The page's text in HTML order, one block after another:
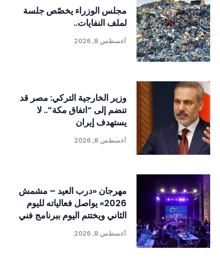
مجلس الوزراء يخصّص جلسة
لملف النفايات..
أغسطس 8, 2026
وزير الخارجية التركي: مصر قد
تنضم إلى “اتفاق مكة”.. لا
يستهدف إيران
أغسطس 8, 2026
مهرجان «درب العيد – مشمش
2026» يواصل فعالياته لليوم
الثاني ويختتم اليوم ببرنامج فني
وتراثي حافل
أغسطس 8, 2026